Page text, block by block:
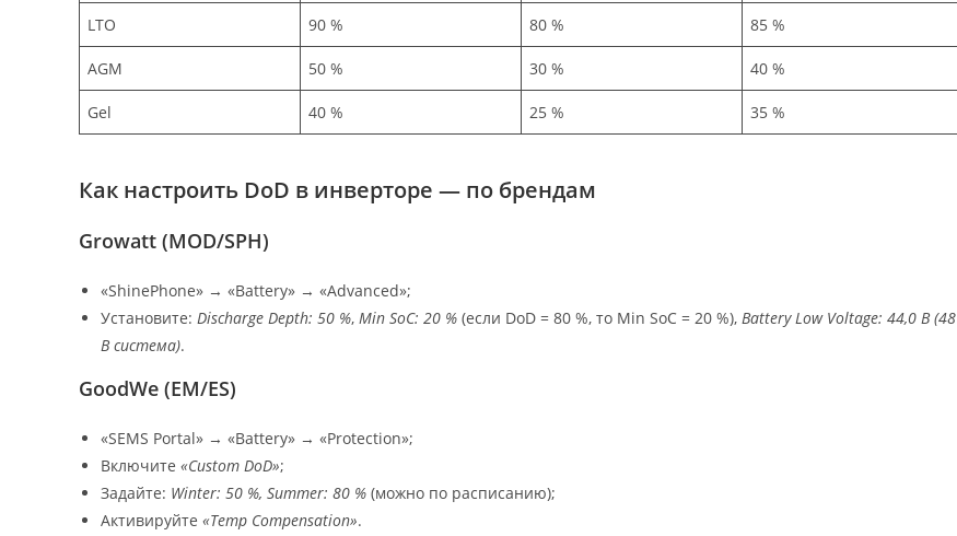
LTO 90 % 80 % 85 %
AGM 50 % 30 % 40 %
Gel 40 % 25 % 35 %
Как настроить DoD в инверторе — по брендам
Growatt (MOD/SPH)
«ShinePhone» → «Battery» → «Advanced»;
Установите: Discharge Depth: 50 %, Min SoC: 20 % (если DoD = 80 %, то Min SoC = 20 %), Battery Low Voltage: 44,0 В (48
В система).
GoodWe (EM/ES)
«SEMS Portal» → «Battery» → «Protection»;
Включите «Custom DoD»;
Задайте: Winter: 50 %, Summer: 80 % (можно по расписанию);
Активируйте «Temp Compensation».